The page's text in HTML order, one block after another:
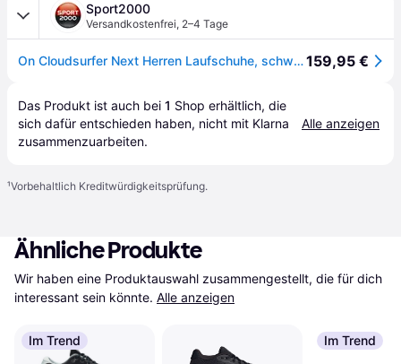
Sport2000
Versandkostenfrei, 2–4 Tage
On Cloudsurfer Next Herren Laufschuhe, schwarz, Größe 45159,95 €
Das Produkt ist auch bei 1 Shop erhältlich, die
sich dafür entschieden haben, nicht mit Klarna
zusammenzuarbeiten.
Alle anzeigen
¹Vorbehaltlich Kreditwürdigkeitsprüfung.
Ähnliche Produkte
Wir haben eine Produktauswahl zusammengestellt, die für dich
interessant sein könnte. Alle anzeigen
Im Trend Im Trend